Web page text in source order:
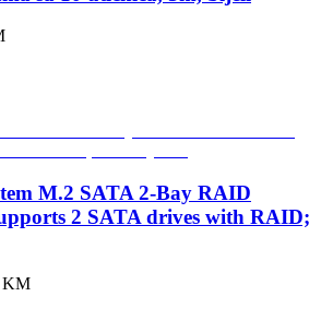
M.2 SATA 2-Bay RAID
2 SATA drives with RAID;
KM